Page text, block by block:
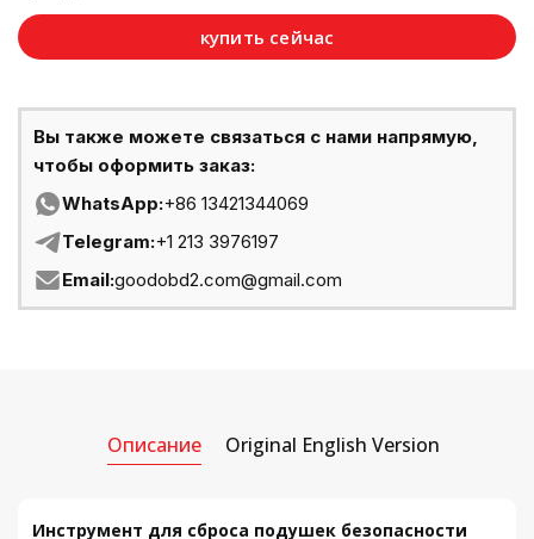
купить сейчас
Вы также можете связаться с нами напрямую,
чтобы оформить заказ:
WhatsApp:+86 13421344069
Telegram:+1 213 3976197
Email:goodobd2.com@gmail.com
Описание Original English Version
Инструмент для сброса подушек безопасности